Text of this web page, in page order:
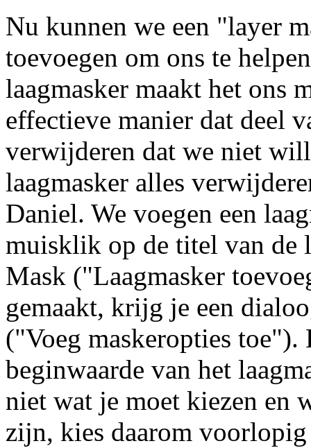
Nu kunnen we een "layer
toevoegen om ons te
laagmasker maakt het ons
effectieve manier dat deel
verwijderen dat we niet
laagmasker alles
Daniel. We voegen een
muisklik op de titel van de
Mask ("Laagmasker
gemaakt, krijg je een
("Voeg maskeropties
beginwaarde van het
niet wat je moet kiezen en
zijn, kies daarom